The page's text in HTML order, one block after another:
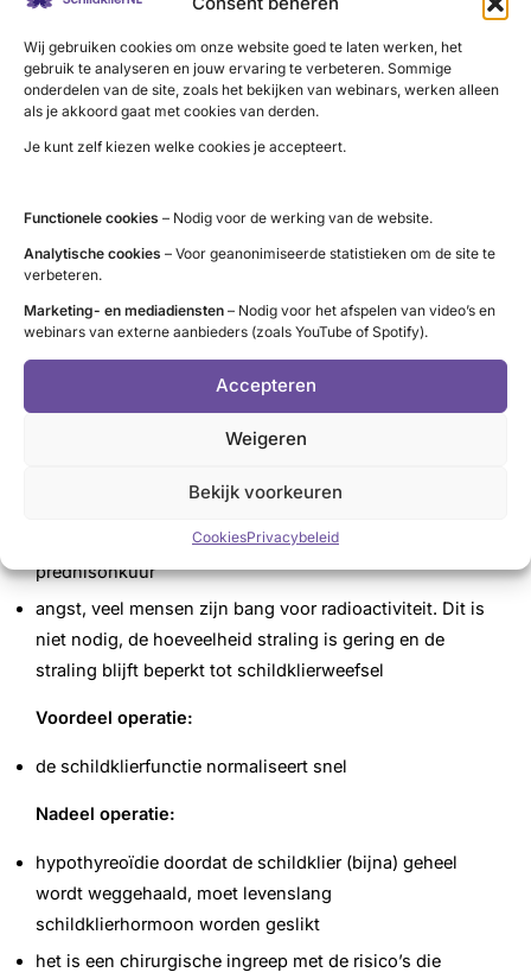
Wij gebruiken cookies om onze website goed te laten werken, het
gebruik te analyseren en jouw ervaring te verbeteren. Sommige
onderdelen van de site, zoals het bekijken van webinars, werken alleen
als je akkoord gaat met cookies van derden.
Je kunt zelf kiezen welke cookies je accepteert.
Functionele cookies – Nodig voor de werking van de website.
Analytische cookies – Voor geanonimiseerde statistieken om de site te
verbeteren.
Marketing- en mediadiensten – Nodig voor het afspelen van video’s en
webinars van externe aanbieders (zoals YouTube of Spotify).
Accepteren
Weigeren
Bekijk voorkeuren
CookiesPrivacybeleid
met zwangere vrouwen worden vermeden
na de behandeling moet een kinderwens zes maanden
worden uitgesteld om schade aan het ongeboren kind
te voorkomen, dit geldt zowel voor vrouwen als voor
mannen
maanden worden voortgezet om klachten van
hyperthyreoïdie te voorkomen
kans op hypothyreoïdie en dus
levenslanglevothyroxineslikken
behandeling moet worden herhaald
verhoogd risico op het ontwikkelen of verergeren van
de oogziekte van Graves. Dit geldt vooral als de
oogziekte nog niet rustig is en bij patiënten die roken.
de behandeling te combineren met een korte
prednisonkuur
angst, veel mensen zijn bang voor radioactiviteit. Dit is
niet nodig, de hoeveelheid straling is gering en de
straling blijft beperkt tot schildklierweefsel
Voordeel operatie:
de schildklierfunctie normaliseert snel
Nadeel operatie:
hypothyreoïdie doordat de schildklier (bijna) geheel
wordt weggehaald, moet levenslang
schildklierhormoon worden geslikt
het is een chirurgische ingreep met de risico’s die